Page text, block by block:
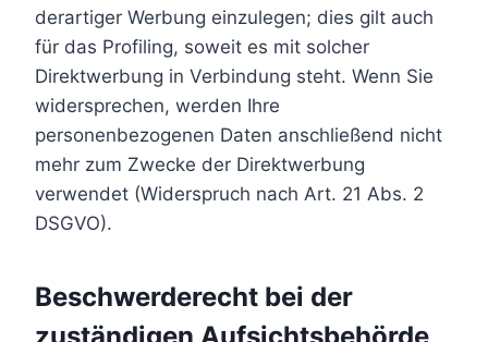
derartiger Werbung einzulegen; dies gilt auch
für das Profiling, soweit es mit solcher
Direktwerbung in Verbindung steht. Wenn Sie
widersprechen, werden Ihre
personenbezogenen Daten anschließend nicht
mehr zum Zwecke der Direktwerbung
verwendet (Widerspruch nach Art. 21 Abs. 2
DSGVO).
Beschwerderecht bei der